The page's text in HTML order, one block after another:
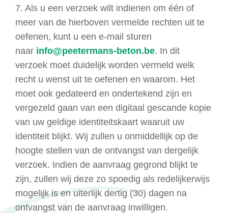
7. Als u een verzoek wilt indienen om één of
meer van de hierboven vermelde rechten uit te
oefenen, kunt u een e-mail sturen
naar info@peetermans-beton.be. In dit
verzoek moet duidelijk worden vermeld welk
recht u wenst uit te oefenen en waarom. Het
moet ook gedateerd en ondertekend zijn en
vergezeld gaan van een digitaal gescande kopie
van uw geldige identiteitskaart waaruit uw
identiteit blijkt. Wij zullen u onmiddellijk op de
hoogte stellen van de ontvangst van dergelijk
verzoek. Indien de aanvraag gegrond blijkt te
zijn, zullen wij deze zo spoedig als redelijkerwijs
mogelijk is en uiterlijk dertig (30) dagen na
ontvangst van de aanvraag inwilligen.